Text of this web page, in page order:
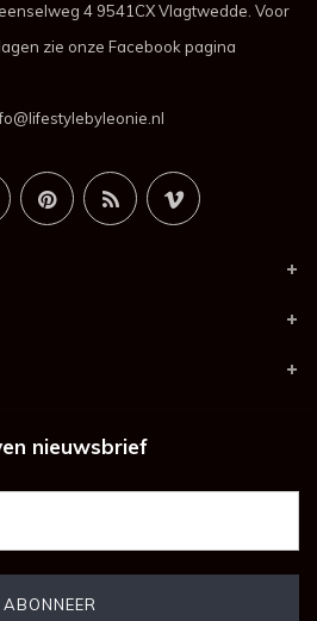
4 9541CX Vlagtwedde. Voor
zie onze Facebook pagina
nieuwsbrief